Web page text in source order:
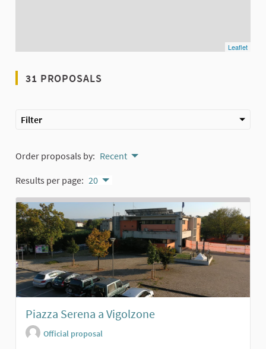
Leaflet
31 PROPOSALS
Filter
Order proposals by: Recent
Results per page: 20
Piazza Serena a Vigolzone
Official proposal